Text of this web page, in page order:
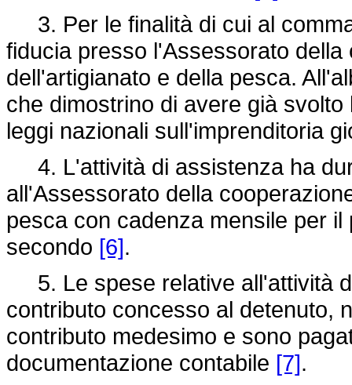
3. Per le finalità di cui al
fiducia presso l'Assessorato
dell'artigianato e della pesca.
che dimostrino di avere già
leggi nazionali sull'imprenditoria
4. L'attività di assistenza ha
all'Assessorato della
pesca con cadenza mensile per
secondo [6].
5. Le spese relative all'attività
contributo concesso al detenuto,
contributo medesimo e sono
documentazione contabile [7].